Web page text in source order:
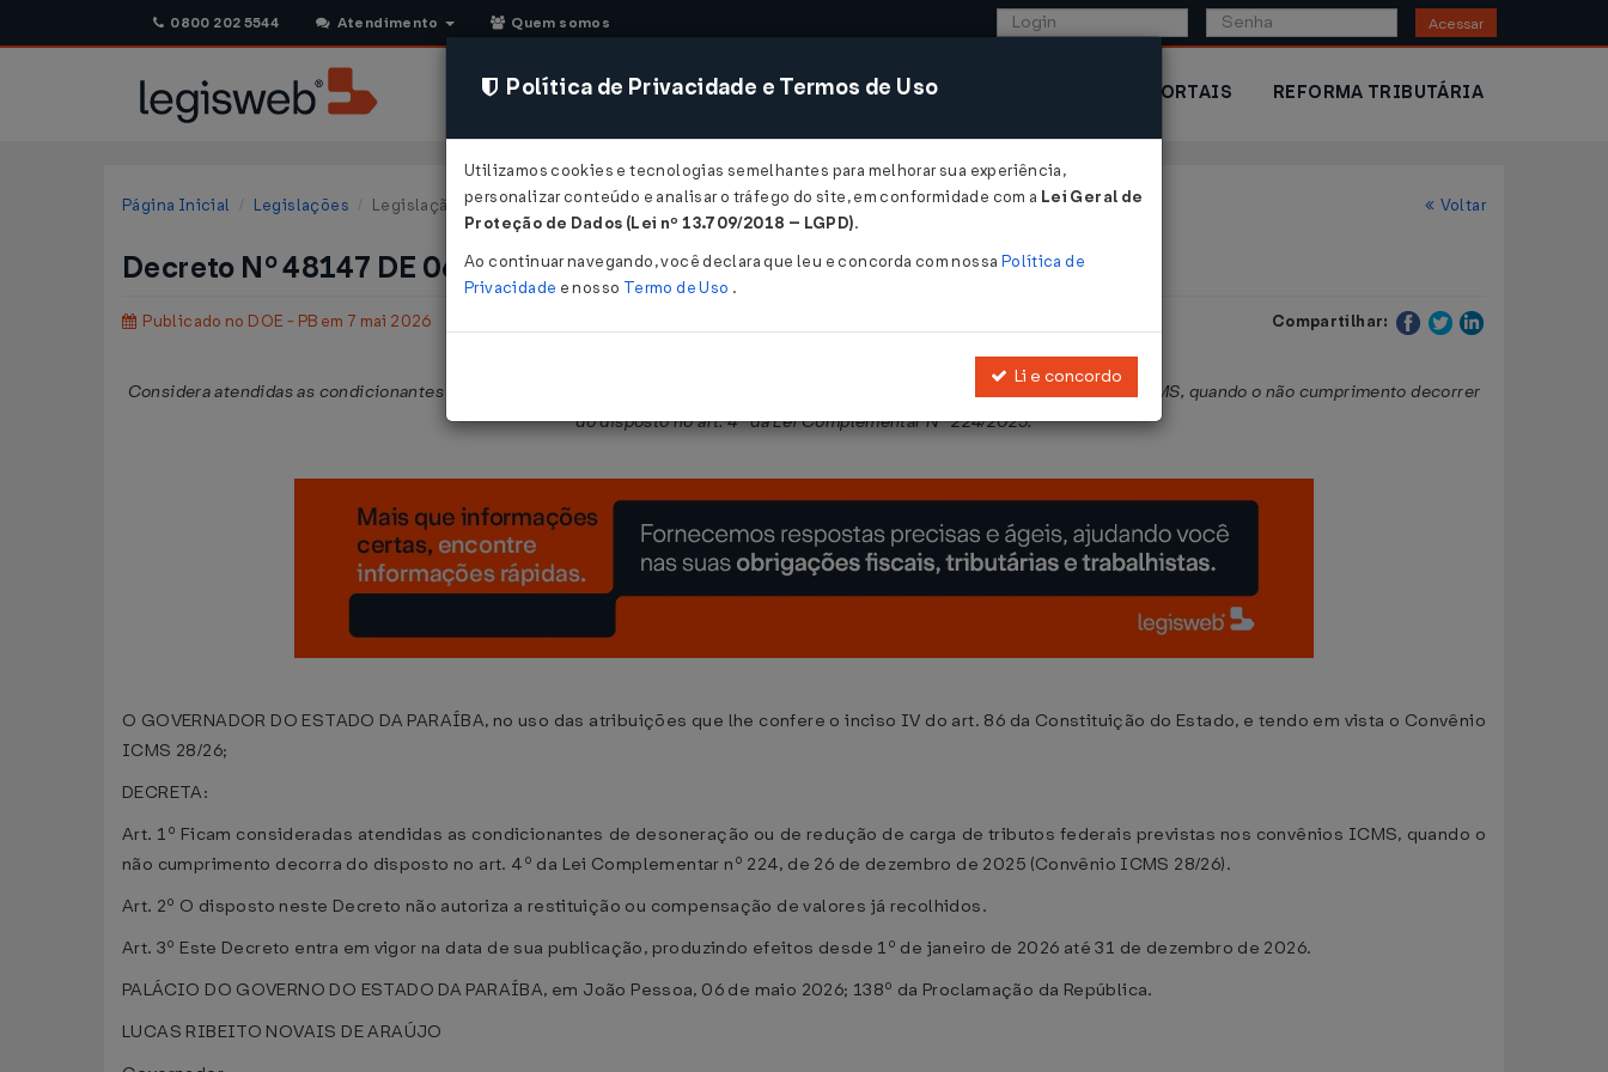
0800 202 5544 Atendimento Quem somos Acessar
CONSULTORIA SISTEMAS COMÉRCIO EXTERIOR PORTAIS REFORMA TRIBUTÁRIA
Página Inicial Legislações Legislação Estadual - Paraíba Voltar
Decreto Nº 48147 DE 06/05/2026
Publicado no DOE - PB em 7 mai 2026 Compartilhar:
Considera atendidas as condicionantes de desoneração ou de redução de carga de tributos federais, previstas nos convênios ICMS, quando o não cumprimento decorrer
do disposto no art. 4º da Lei Complementar Nº 224/2025.
O GOVERNADOR DO ESTADO DA PARAÍBA, no uso das atribuições que lhe confere o inciso IV do art. 86 da Constituição do Estado, e tendo em vista o Convênio
ICMS 28/26;
DECRETA:
Art. 1º Ficam consideradas atendidas as condicionantes de desoneração ou de redução de carga de tributos federais previstas nos convênios ICMS, quando o
não cumprimento decorra do disposto no art. 4º da Lei Complementar nº 224, de 26 de dezembro de 2025 (Convênio ICMS 28/26).
Art. 2º O disposto neste Decreto não autoriza a restituição ou compensação de valores já recolhidos.
Art. 3º Este Decreto entra em vigor na data de sua publicação, produzindo efeitos desde 1º de janeiro de 2026 até 31 de dezembro de 2026.
PALÁCIO DO GOVERNO DO ESTADO DA PARAÍBA, em João Pessoa, 06 de maio 2026; 138º da Proclamação da República.
LUCAS RIBEITO NOVAIS DE ARAÚJO
Política de Privacidade e Termos de Uso
Utilizamos cookies e tecnologias semelhantes para melhorar sua experiência,
personalizar conteúdo e analisar o tráfego do site, em conformidade com a Lei Geral de
Proteção de Dados (Lei nº 13.709/2018 – LGPD).
Ao continuar navegando, você declara que leu e concorda com nossa Política de
Privacidade e nosso Termo de Uso .
Li e concordo